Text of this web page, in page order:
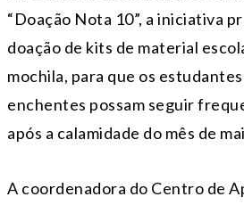
“Doação Nota 10”, a iniciativa
doação de kits de material
mochila, para que os
enchentes possam seguir
após a calamidade do mês de
A coordenadora do Centro de